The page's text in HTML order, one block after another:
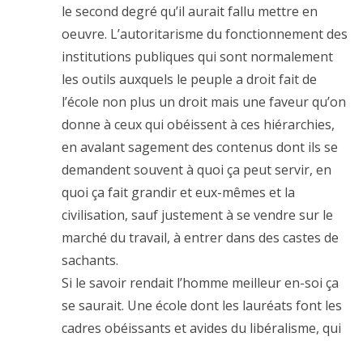
le second degré qu’il aurait fallu mettre en
oeuvre. L’autoritarisme du fonctionnement des
institutions publiques qui sont normalement
les outils auxquels le peuple a droit fait de
l’école non plus un droit mais une faveur qu’on
donne à ceux qui obéissent à ces hiérarchies,
en avalant sagement des contenus dont ils se
demandent souvent à quoi ça peut servir, en
quoi ça fait grandir et eux-mêmes et la
civilisation, sauf justement à se vendre sur le
marché du travail, à entrer dans des castes de
sachants.
Si le savoir rendait l’homme meilleur en-soi ça
se saurait. Une école dont les lauréats font les
cadres obéissants et avides du libéralisme, qui